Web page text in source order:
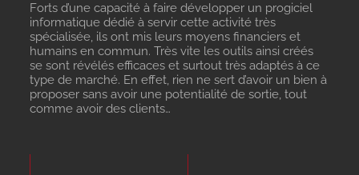
Forts d’une capacité à faire développer un progiciel
informatique dédié à servir cette activité très
spécialisée, ils ont mis leurs moyens financiers et
humains en commun. Très vite les outils ainsi créés
se sont révélés efficaces et surtout très adaptés à ce
type de marché. En effet, rien ne sert d’avoir un bien à
proposer sans avoir une potentialité de sortie, tout
comme avoir des clients…